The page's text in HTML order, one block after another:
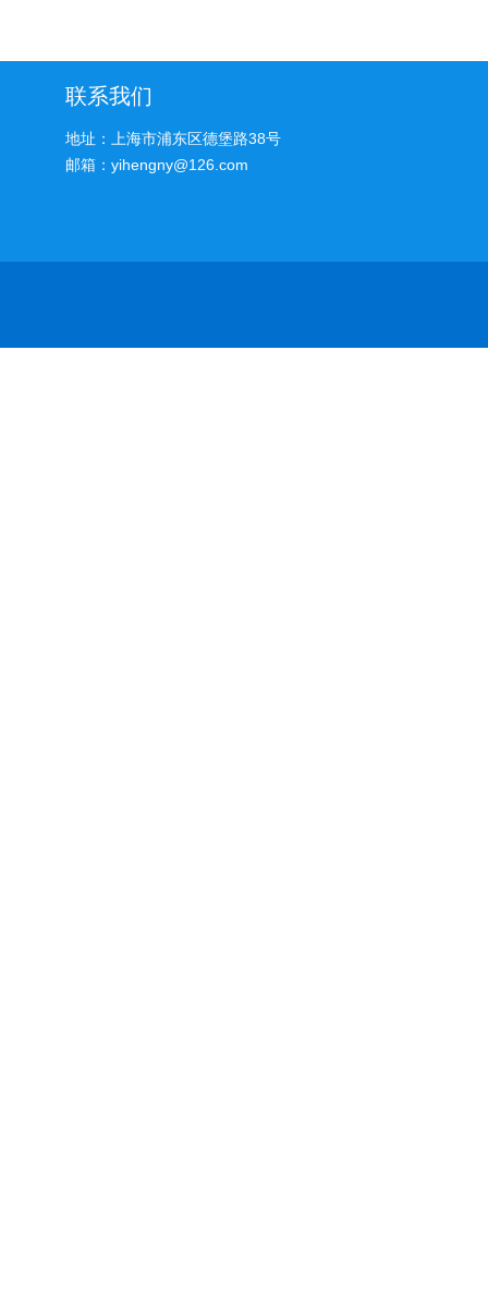
联系我们
地址：上海市浦东区德堡路38号
邮箱：yihengny@126.com